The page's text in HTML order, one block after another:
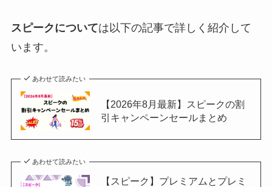
スピークについては以下の記事で詳しく紹介して
います。
あわせて読みたい
【2026年8月最新】スピークの割
引キャンペーンセールまとめ
あわせて読みたい
【スピーク】プレミアムとプレミ